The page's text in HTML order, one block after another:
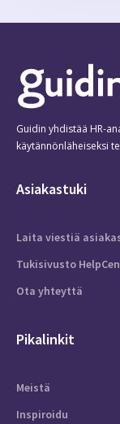
Guidin yhdistää HR-
käytännönläheiseksi
Asiakastuki
Laita viestiä
Tukisivusto
Ota yhteyttä
Pikalinkit
Meistä
Inspiroidu